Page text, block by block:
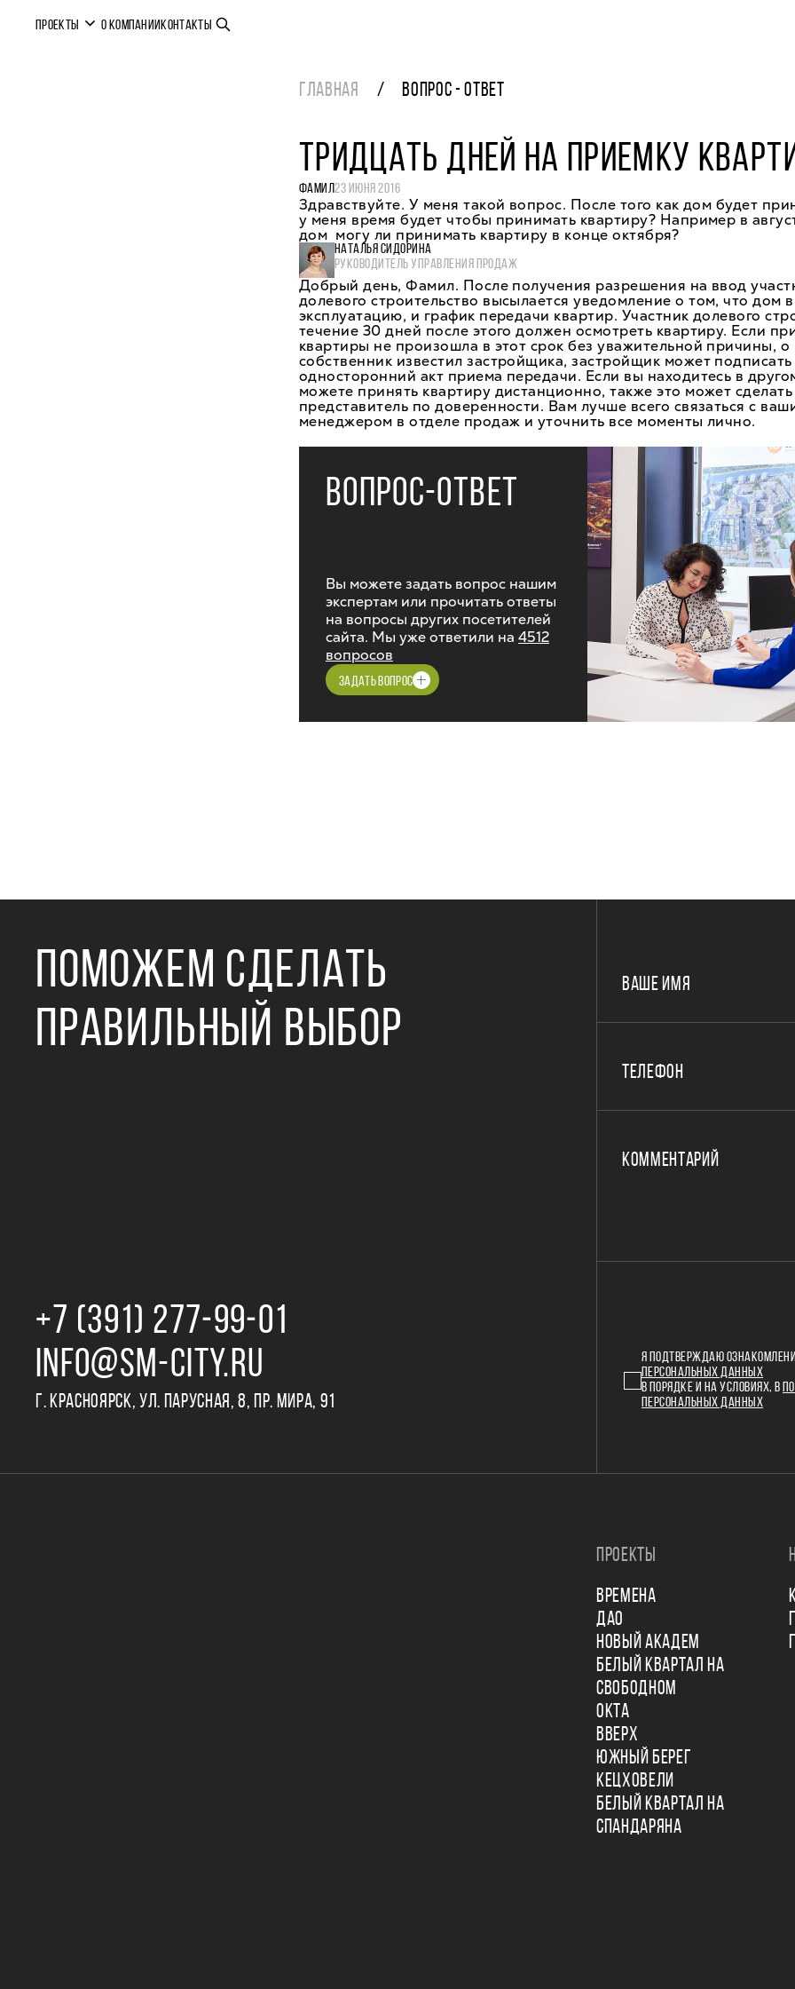
ПРОЕКТЫ О КОМПАНИИКОНТАКТЫ
ГЛАВНАЯ ВОПРОС - ОТВЕТ
ТРИДЦАТЬ ДНЕЙ НА ПРИЕМКУ
ФАМИЛ23 ИЮНЯ 2016
Здравствуйте. У меня такой вопрос. После того как дом будет
у меня время будет чтобы принимать квартиру? Например в
дом могу ли принимать квартиру в конце октября?
НАТАЛЬЯ СИДОРИНА
РУКОВОДИТЕЛЬ УПРАВЛЕНИЯ ПРОДАЖ
Добрый день, Фамил. После получения разрешения на ввод
долевого строительство высылается уведомление о том, что дом
эксплуатацию, и график передачи квартир. Участник долевого
течение 30 дней после этого должен осмотреть квартиру. Если
квартиры не произошла в этот срок без уважительной причины, о
собственник известил застройщика, застройщик может подписать
односторонний акт приема передачи. Если вы находитесь в
можете принять квартиру дистанционно, также это может
представитель по доверенности. Вам лучше всего связаться с
менеджером в отделе продаж и уточнить все моменты лично.
ВОПРОС-ОТВЕТ
Вы можете задать вопрос нашим
экспертам или прочитать ответы
на вопросы других посетителей
сайта. Мы уже ответили на 4512
вопросов
ЗАДАТЬ ВОПРОС
ПОМОЖЕМ СДЕЛАТЬ
ПРАВИЛЬНЫЙ ВЫБОР
+7 (391) 277‒99‒01
INFO@SM-CITY.RU
Г. КРАСНОЯРСК, УЛ. ПАРУСНАЯ, 8, ПР. МИРА, 91
ВАШЕ ИМЯ
ТЕЛЕФОН
КОММЕНТАРИЙ
Я ПОДТВЕРЖДАЮ
ПЕРСОНАЛЬНЫХ ДАННЫХ
В ПОРЯДКЕ И НА УСЛОВИЯХ, В
ПЕРСОНАЛЬНЫХ ДАННЫХ
ПРОЕКТЫ
ВРЕМЕНА
ДАО
НОВЫЙ АКАДЕМ
БЕЛЫЙ КВАРТАЛ НА
СВОБОДНОМ
ОКТА
ВВЕРХ
ЮЖНЫЙ БЕРЕГ
КЕЦХОВЕЛИ
БЕЛЫЙ КВАРТАЛ НА
СПАНДАРЯНА